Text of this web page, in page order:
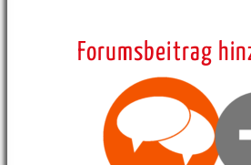
Forumsbeitrag